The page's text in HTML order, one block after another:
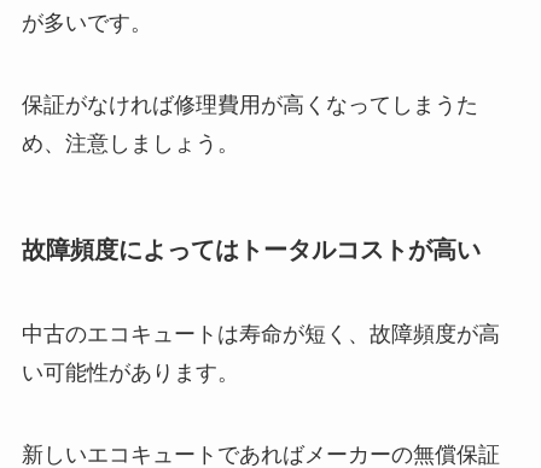
が多いです。
保証がなければ修理費用が高くなってしまうた
め、注意しましょう。
故障頻度によってはトータルコストが高い
中古のエコキュートは寿命が短く、故障頻度が高
い可能性があります。
新しいエコキュートであればメーカーの無償保証